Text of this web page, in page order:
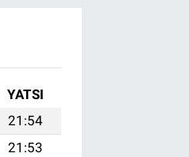
YATSI
21:54
21:53